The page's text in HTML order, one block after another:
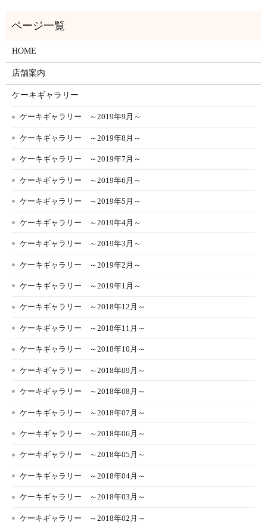
HOME
店舗案内
ケーキギャラリー
ケーキギャラリー ～2019年9月～
ケーキギャラリー ～2019年8月～
ケーキギャラリー ～2019年7月～
ケーキギャラリー ～2019年6月～
ケーキギャラリー ～2019年5月～
ケーキギャラリー ～2019年4月～
ケーキギャラリー ～2019年3月～
ケーキギャラリー ～2019年2月～
ケーキギャラリー ～2019年1月～
ケーキギャラリー ～2018年12月～
ケーキギャラリー ～2018年11月～
ケーキギャラリー ～2018年10月～
ケーキギャラリー ～2018年09月～
ケーキギャラリー ～2018年08月～
ケーキギャラリー ～2018年07月～
ケーキギャラリー ～2018年06月～
ケーキギャラリー ～2018年05月～
ケーキギャラリー ～2018年04月～
ケーキギャラリー ～2018年03月～
ケーキギャラリー ～2018年02月～